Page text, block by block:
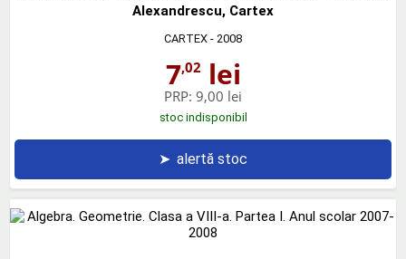
Alexandrescu, Cartex
CARTEX - 2008
7,02lei
PRP: 9,00 lei
stoc indisponibil
➤ alertă stoc